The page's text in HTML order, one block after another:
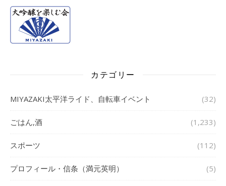
カテゴリー
MIYAZAKI太平洋ライド、自転車イベント (32)
ごはん,酒 (1,233)
スポーツ (112)
プロフィール・信条（満元英明） (5)